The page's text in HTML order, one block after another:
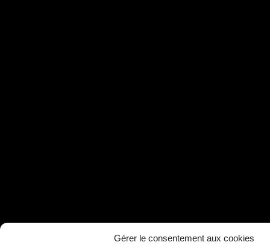
Gérer le consentement aux cookies